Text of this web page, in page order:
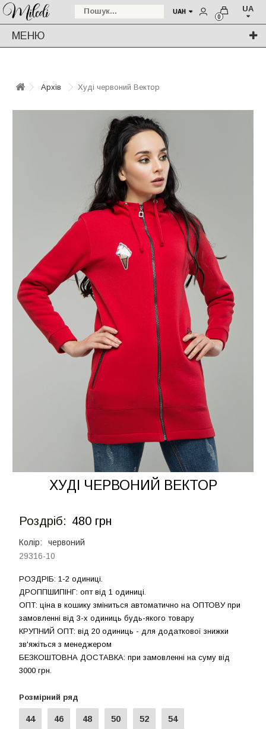
UAH UA
0
МЕНЮ
Архів Худі червоний Вектор
ХУДІ ЧЕРВОНИЙ ВЕКТОР
Роздрiб: 480 грн
Колір:
червоний
29316-10
РОЗДРIБ: 1-2 одиниці.
ДРОППШИПIНГ: опт від 1 одиницi.
ОПТ: ціна в кошику зміниться автоматично на ОПТОВУ при
замовленні від 3-х одиниць будь-якого товару
КРУПНИЙ ОПТ: від 20 одиниць - для додаткової знижки
зв'яжіться з менеджером
БЕЗКОШТОВНА ДОСТАВКА: при замовленні на суму вiд
3000 грн.
44 46 48 50 52 54